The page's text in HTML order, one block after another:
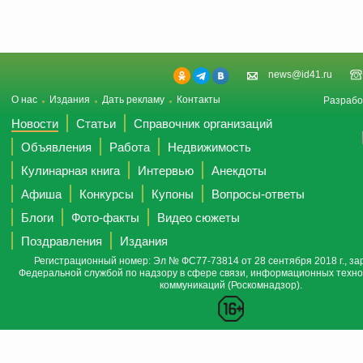
news@id41.ru
О нас Издания Дать рекламу Контакты
Новости Статьи
Справочник организаций
Объявления
Работа
Недвижимость
Кулинарная книга
Интервью
Анекдоты
Афиша
Конкурсы Купоны
Вопросы-ответы
Блоги
Фото-факты
Видео сюжеты
Поздравления
Издания
Регистрационный номер: Эл № ФС77-73814 от 28 сентября 2018 г.,
Федеральной службой по надзору в сфере связи, информационных
коммуникаций (Роскомнадзор).